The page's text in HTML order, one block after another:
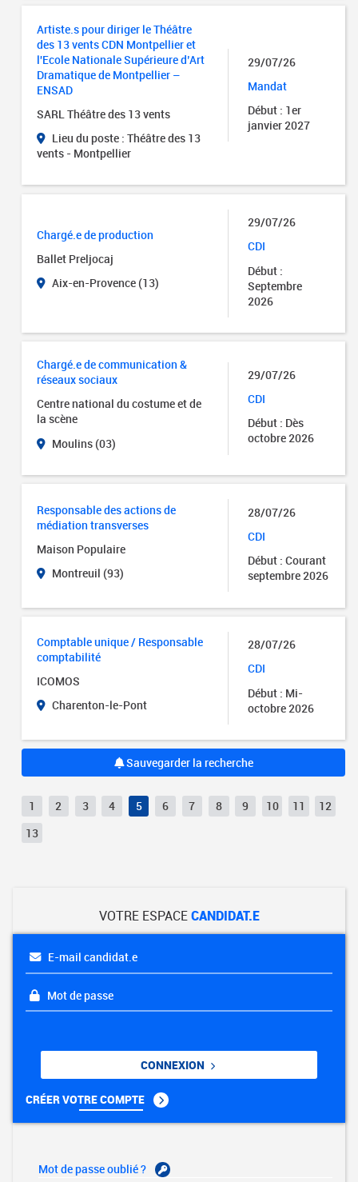
Artiste.s pour diriger le Théâtre
des 13 vents CDN Montpellier et
l'Ecole Nationale Supérieure d’Art
Dramatique de Montpellier –
ENSAD
SARL Théâtre des 13 vents
Lieu du poste : Théâtre des 13
vents - Montpellier
29/07/26
Mandat
Début : 1er
janvier 2027
Chargé.e de production
Ballet Preljocaj
Aix-en-Provence (13)
29/07/26
CDI
Début :
Septembre
2026
Chargé.e de communication &
réseaux sociaux
Centre national du costume et de
la scène
Moulins (03)
29/07/26
CDI
Début : Dès
octobre 2026
Responsable des actions de
médiation transverses
Maison Populaire
Montreuil (93)
28/07/26
CDI
Début : Courant
septembre 2026
Comptable unique / Responsable
comptabilité
ICOMOS
Charenton-le-Pont
28/07/26
CDI
Début : Mi-
octobre 2026
Sauvegarder la recherche
1 2 3 4 5 6 7 8 9 10 11
12
13
VOTRE ESPACECANDIDAT.E
E-mail candidat.e
Mot de passe
CONNEXION
CRÉER VOTRE COMPTE
Mot de passe oublié ?